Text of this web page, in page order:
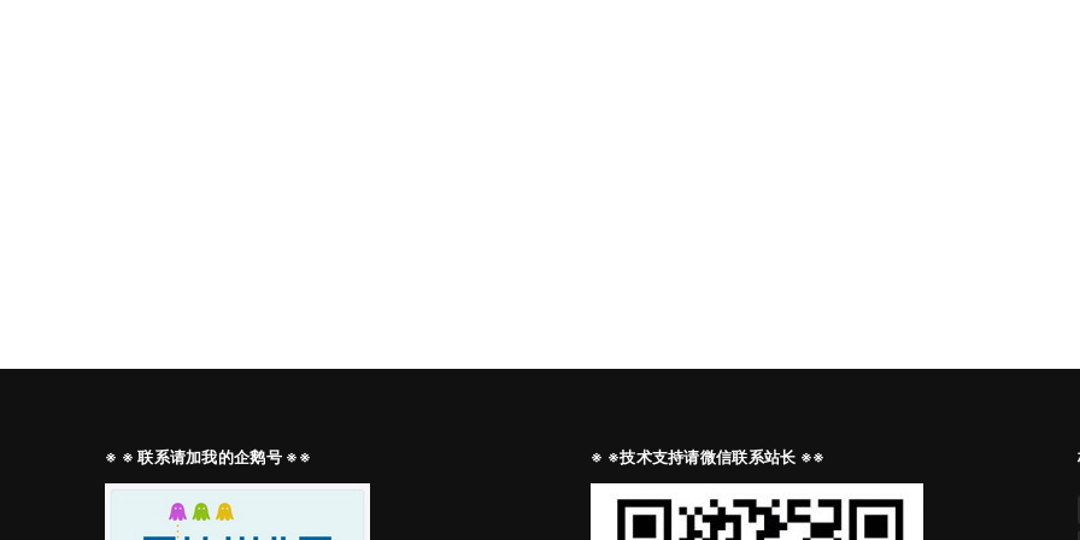
※ ※ 联系请加我的企鹅号 ※※ ※ ※技术支持请微信联系站长 ※※